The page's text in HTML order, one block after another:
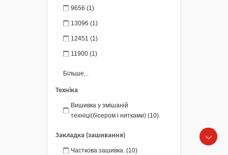
9656 (1)
13096 (1)
12451 (1)
11900 (1)
Більше...
Техніка
Вишивка у змішаній
техніці(бісером і нитками) (10)
Закладка (зашивання)
Часткова зашивка. (10)